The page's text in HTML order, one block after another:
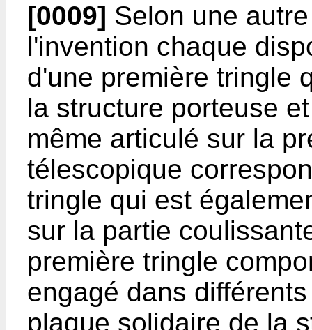
[0009] Selon une
l'invention chaque
d'une première tringle
la structure porteuse
même articulé sur la
télescopique
tringle qui est
sur la partie
première tringle
engagé dans
plaque solidaire de la